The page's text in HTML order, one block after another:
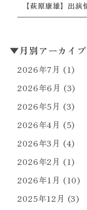
【萩原康雄】出演
▼月別アーカイブ
2026年7月 (1)
2026年6月 (3)
2026年5月 (3)
2026年4月 (5)
2026年3月 (4)
2026年2月 (1)
2026年1月 (10)
2025年12月 (3)